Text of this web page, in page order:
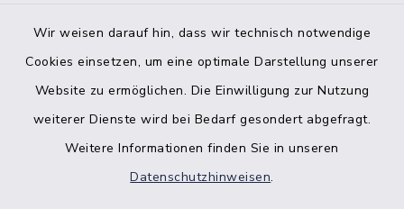
Wir weisen darauf hin, dass wir technisch notwendige
Cookies einsetzen, um eine optimale Darstellung unserer
Website zu ermöglichen. Die Einwilligung zur Nutzung
weiterer Dienste wird bei Bedarf gesondert abgefragt.
Weitere Informationen finden Sie in unseren
Datenschutzhinweisen.
Bankverbindung der Amtskasse
Barrierefreiheit